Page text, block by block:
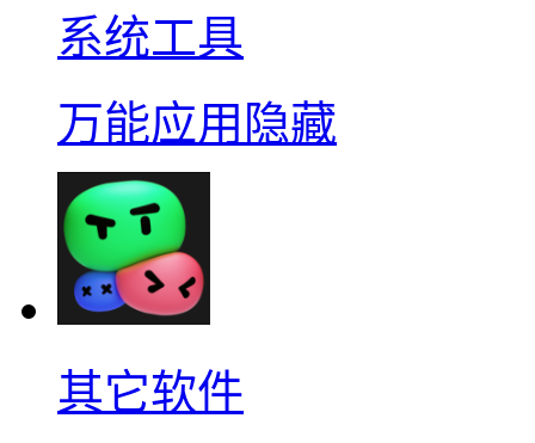
系统工具
万能应用隐藏
其它软件